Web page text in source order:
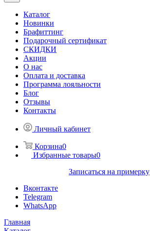
Каталог
Новинки
Брафиттинг
Подарочный сертификат
СКИДКИ
Акции
О нас
Оплата и доставка
Программа лояльности
Блог
Отзывы
Контакты
Личный кабинет
Корзина0
Избранные товары0
Записаться на примерку
Вконтакте
Telegram
WhatsApp
Главная